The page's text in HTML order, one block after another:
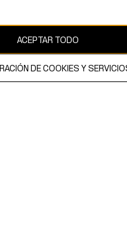
AB
ACEPTAR TODO
DE COOKIES Y